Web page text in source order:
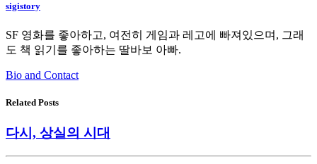
sigistory
SF 영화를 좋아하고, 여전히 게임과 레고에 빠져있으며, 그래
도 책 읽기를 좋아하는 딸바보 아빠.
Bio and Contact
Related Posts
다시, 상실의 시대